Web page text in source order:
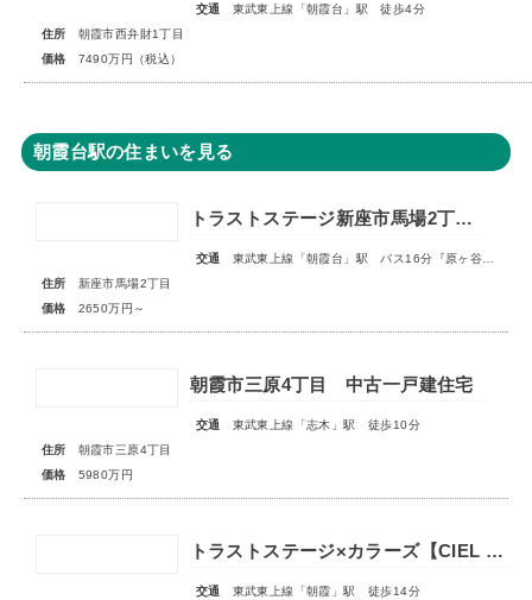
交通
東武東上線「朝霞台」駅 徒歩4分
住所
朝霞市西弁財1丁目
価格
7490万円（税込）
朝霞台駅の住まいを見る
トラストステージ新座市馬場2丁目6期 全4区画
交通
東武東上線「朝霞台」駅 バス16分『原ヶ谷戸』停歩2分
住所
新座市馬場2丁目
価格
2650万円～
朝霞市三原4丁目 中古一戸建住宅
交通
東武東上線「志木」駅 徒歩10分
住所
朝霞市三原4丁目
価格
5980万円
トラストステージ×カラーズ【CIEL VILLA】朝霞市溝沼2丁目21期 全4棟◆販売予告◆
交通
東武東上線「朝霞」駅 徒歩14分